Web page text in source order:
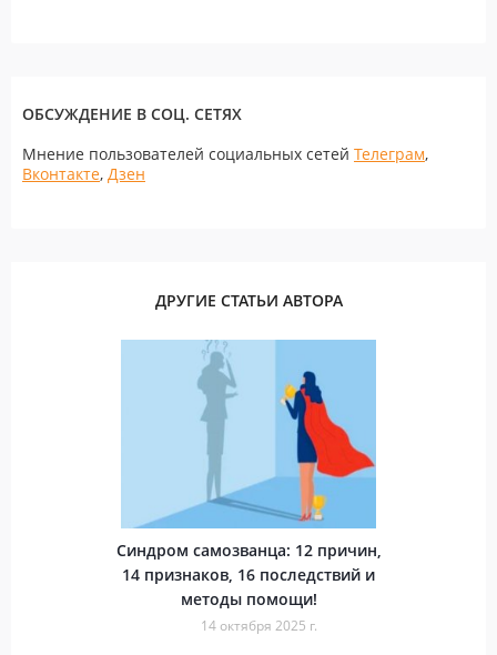
ОБСУЖДЕНИЕ В СОЦ. СЕТЯХ
Мнение пользователей социальных сетей Телеграм,
Вконтакте, Дзен
ДРУГИЕ СТАТЬИ АВТОРА
Синдром самозванца: 12 причин,
14 признаков, 16 последствий и
методы помощи!
14 октября 2025 г.